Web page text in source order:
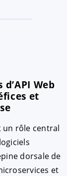
Web
et
un rôle central
dorsale de
et